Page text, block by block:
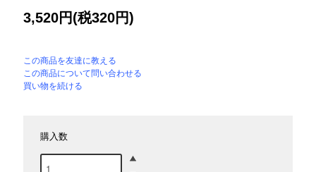
3,520円(税320円)
この商品を友達に教える
この商品について問い合わせる
買い物を続ける
購入数